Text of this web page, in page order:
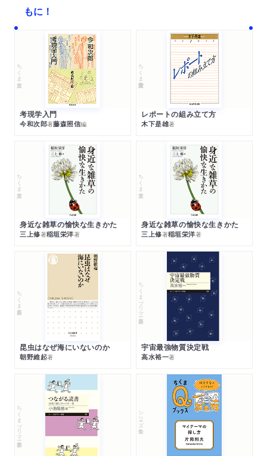
もに！
ちくま文庫
考現学入門
今和次郎著藤森照信編
ちくま学芸文庫
レポートの組み立て方
木下是雄著
ちくま文庫
身近な雑草の愉快な生きかた
三上修著稲垣栄洋著
ちくま文庫
身近な雑草の愉快な生きかた
三上修著稲垣栄洋著
ちくま新書
昆虫はなぜ海にいないのか
朝野維起著
ちくまプリマー新書
宇宙最強物質決定戦
高水裕一著
ちくまプリマー新書 シリーズ・全集